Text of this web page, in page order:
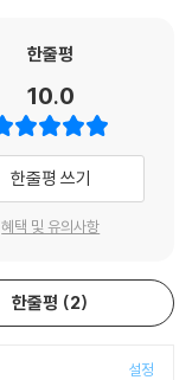
한줄평
10.0
한줄평 쓰기
혜택 및 유의사항
한줄평 2
설정